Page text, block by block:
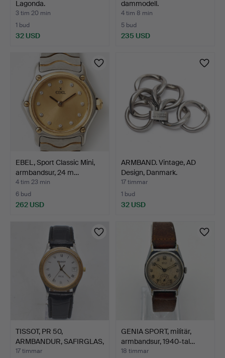
Lagonda.
3 tim 20 min
1 bud
32 USD
dammodell.
4 tim 8 min
5 bud
235 USD
EBEL, Sport Classic Mini,
armbandsur, 24 m…
4 tim 23 min
6 bud
262 USD
ARMBAND. Vintage, AD
Design, Danmark.
17 timmar
1 bud
32 USD
TISSOT, PR 50,
ARMBANDUR, SAFIRGLAS,
DAYDA…
17 timmar
GENIA SPORT, militär,
armbandsur, 1940-tal…
18 timmar